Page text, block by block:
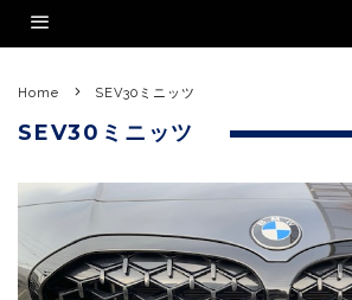
Home SEV30ミニッツ
SEV30ミニッツ